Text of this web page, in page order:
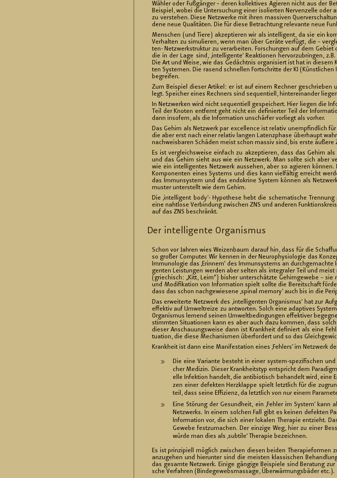
Wäh­ler oder Fuß­gän­ger – deren kol­lek­ti­ves Agie­ren nicht aus der
Bei­spiel, wobei die Un­ter­su­chung einer iso­lier­ten Ner­ven­zel­le oder
zu ver­ste­hen. Diese Netz­wer­ke mit ihren mas­si­ven
de­ne neue Qua­li­tä­ten. Die für diese Be­trach­tung re­le­van­te neue
Men­schen (und Tiere) ak­zep­tie­ren wir als in­tel­li­gent, da sie ein
Ver­hal­ten zu si­mu­lie­ren, wenn man über Ge­rä­te ver­fügt, die –
ten- Netz­werk­struk­tur zu ver­ar­bei­ten. For­schun­gen auf dem
die in der Lage sind, ‚in­tel­li­gen­te’ Re­ak­tio­nen her­vor­zu­brin­gen,
Die Art und Weise, wie das Ge­dächt­nis or­ga­ni­siert ist hat in
ten Sys­te­men. Die ra­send schnel­len Fort­schrit­te der KI
be­grei­fen.
Zum Bei­spiel die­ser Ar­ti­kel: er ist auf einem Rech­ner
legt. Spei­cher eines Rech­ners sind se­quen­ti­ell, hin­ter­ein­an­der
In Netz­wer­ken wird nicht se­quen­ti­ell ge­spei­chert. Hier lie­gen die
Teil der Kno­ten ent­fernt geht nicht ein de­fi­nier­ter Teil der
dann in­so­fern, als die In­for­ma­ti­on un­schär­fer vor­liegt als vor­her.
Das Ge­hirn als Netz­werk par ex­cel­lence ist re­la­tiv un­emp­find­lich
die aber erst nach einer re­la­tiv lan­gen La­tenz­pha­se über­haupt
nach­weis­ba­ren Schä­den meist schon mas­siv sind, bis erste
Es ist ver­gleichs­wei­se ein­fach zu ak­zep­tie­ren, dass das Ge­hirn
und das Ge­hirn sieht aus wie ein Netz­werk. Man soll­te sich aber
wie ein in­tel­li­gen­tes Netz­werk aus­se­hen, aber so agie­ren
Kom­po­nen­ten eines Sys­tems und dies kann viel­fäl­tig er­reicht
das Im­mun­sys­tem und das en­do­kri­ne Sys­tem kön­nen als
mus­ter un­ter­stellt wie dem Ge­hirn.
Die ‚in­tel­li­gent body’- Hy­po­the­se hebt die sche­ma­ti­sche
eine naht­lo­se Ver­bin­dung zwi­schen ZNS und an­de­ren
auf das ZNS be­schränkt.
Der in­tel­li­gen­te Or­ga­nis­mus
Schon vor Jah­ren wies Wei­zen­baum dar­auf hin, dass für die
so gro­ßer Com­pu­ter. Wir ken­nen in der Neu­ro­phy­sio­lo­gie das
Im­mu­no­lo­gie das ‚Er­in­nern’ des Im­mun­sys­tems an
gen­ten Leis­tun­gen wer­den aber sel­ten als in­te­gra­ler Teil und
(grie­chisch: „Kitt, Leim“) bis­her un­ter­schätz­te Ge­hirn­ge­we­be –
und Mo­di­fi­ka­ti­on von In­for­ma­ti­on spielt soll­te die Be­reit­schaft
dass das schon nach­ge­wie­se­ne ‚spi­nal me­mo­ry’ auch bis in die
Das er­wei­ter­te Netz­werk des ‚in­tel­li­gen­ten Or­ga­nis­mus’ hat zur
ef­fek­tiv auf Um­welt­rei­ze zu ant­wor­ten. Solch eine ad­ap­ti­ves
Or­ga­nis­mus ler­nend sei­nen Um­welt­be­din­gun­gen ef­fek­ti­ver
stimm­ten Si­tua­tio­nen kann es aber auch dazu kom­men, dass
die­ser An­schau­ungs­wei­se dann ist Krank­heit de­fi­niert als eine
tua­ti­on, die diese Me­cha­nis­men über­for­dert und so das
Krank­heit ist dann eine Ma­ni­fes­ta­ti­on eines ‚Feh­lers’ im Netz­werk
Die eine Va­ri­an­te be­steht in einer sys­tem-spe­zi­fi­schen
cher Me­di­zin. Die­ser Krank­heits­typ ent­spricht dem
el­le In­fek­ti­on han­delt, die an­ti­bio­tisch be­han­delt wird, eine
zen einer de­fek­ten Herz­klap­pe spielt letzt­lich für die
teil, dass seine Ef­fi­zi­enz, da letzt­lich von nur einem
Eine Stö­rung der Ge­sund­heit, ein ‚Feh­ler im Sys­tem’
Netz­werks. In einem sol­chen Fall gibt es kei­nen de­fek­ten
In­for­ma­ti­on vor, die sich einer lo­ka­len The­ra­pie ent­zieht.
Ge­we­be fest­zu­ma­chen. Der ein­zi­ge Weg, hier zu einer
würde man dies als ‚sub­ti­le’ The­ra­pie be­zeich­nen.
Es ist prin­zi­pi­ell mög­lich zwi­schen die­sen bei­den The­ra­pie­for­men
an­zu­ge­hen und hier­un­ter sind die meis­ten klas­si­schen
das ge­sam­te Netz­werk. Ei­ni­ge gän­gi­ge Bei­spie­le sind Be­ra­tung
sche Ver­fah­ren (Bin­de­ge­web­s­mas­sa­ge, Über­wär­mungs­bä­der etc.).